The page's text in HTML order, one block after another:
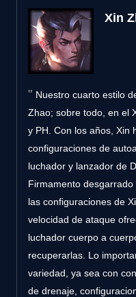
Xin
Nuestro cuarto estilo
Zhao; sobre todo, en el
y PH. Con los años, Xin
configuraciones de
luchador y lanzador de
Firmamento
las configuraciones de
velocidad de ataque
luchador cuerpo a
recuperarlas. Lo
variedad, ya sea con
de drenaje,